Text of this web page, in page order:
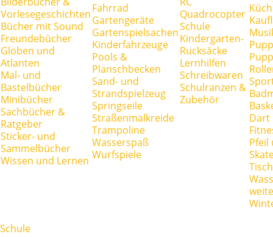
Vorlesegeschichten
Bücher mit Sound
Freundebücher
Globen und
Atlanten
Mal- und
Bastelbücher
Minibücher
Sachbücher &
Ratgeber
Sticker- und
Sammelbücher
Wissen und Lernen
Fahrrad
Gartengeräte
Gartenspielsachen
Kinderfahrzeuge
Pools &
Planschbecken
Sand- und
Strandspielzeug
Springseile
Straßenmalkreide
Trampoline
Wasserspaß
Wurfspiele
Quadrocopter
Schule
Kindergarten-
Rucksäcke
Lernhilfen
Schreibwaren
Schulranzen &
Zubehör
Dart
Pfeil
Schule